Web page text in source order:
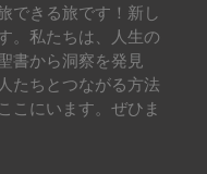
できる旅です！新し
。私たちは、人生の
書から洞察を発見
たちとつながる方法
こにいます。ぜひま